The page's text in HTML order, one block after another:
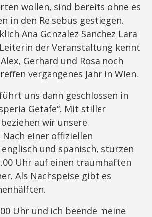
wollen, sind bereits ohne es
in den Reisebus gestiegen.
Ana Gonzalez Sanchez Lara
der Veranstaltung kennt
Gerhard und Rosa noch
vergangenes Jahr in Wien.
uns dann geschlossen in
Getafe“. Mit stiller
wir unsere
Nach einer offiziellen
und spanisch, stürzen
Uhr auf einen traumhaften
Als Nachspeise gibt es
Uhr und ich beende meine